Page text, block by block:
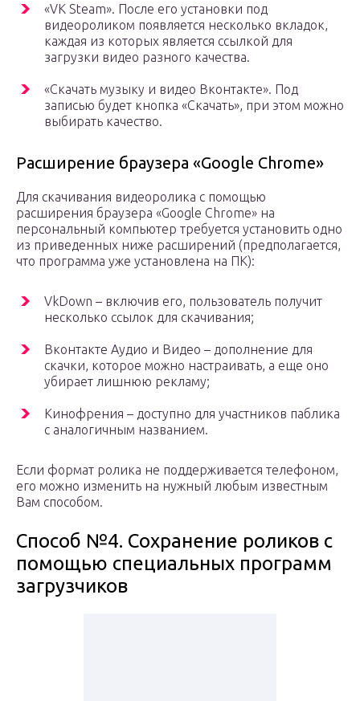
«VK Steam». После его установки под
видеороликом появляется несколько вкладок,
каждая из которых является ссылкой для
загрузки видео разного качества.
«Скачать музыку и видео Вконтакте». Под
записью будет кнопка «Скачать», при этом можно
выбирать качество.
Расширение браузера «Google Chrome»
Для скачивания видеоролика с помощью
расширения браузера «Google Chrome» на
персональный компьютер требуется установить одно
из приведенных ниже расширений (предполагается,
что программа уже установлена на ПК):
VkDown – включив его, пользователь получит
несколько ссылок для скачивания;
Вконтакте Аудио и Видео – дополнение для
скачки, которое можно настраивать, а еще оно
убирает лишнюю рекламу;
Кинофрения – доступно для участников паблика
с аналогичным названием.
Если формат ролика не поддерживается телефоном,
его можно изменить на нужный любым известным
Вам способом.
Способ №4. Cохранение роликов с
помощью специальных программ
загрузчиков